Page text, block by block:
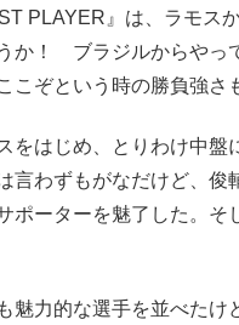
PLAYER』は、ラモス
か！ ブラジルからやっ
こぞという時の勝負強さ
をはじめ、とりわけ中盤
言わずもがなだけど、
ポーターを魅了した。そ
魅力的な選手を並べたけ